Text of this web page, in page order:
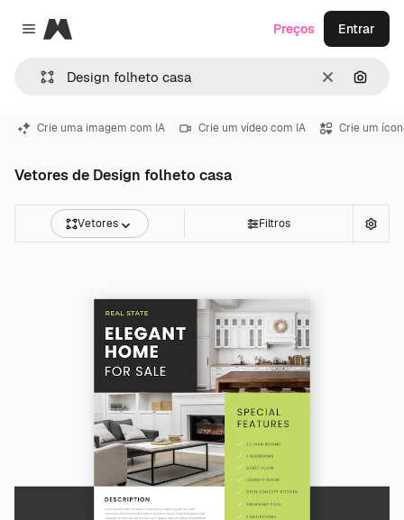
Close menu
Magnific
Limpar
Preços Entrar
Crie uma imagem com IA Crie um vídeo com IA Crie um
Vetores de Design folheto casa
Vetores Filtros